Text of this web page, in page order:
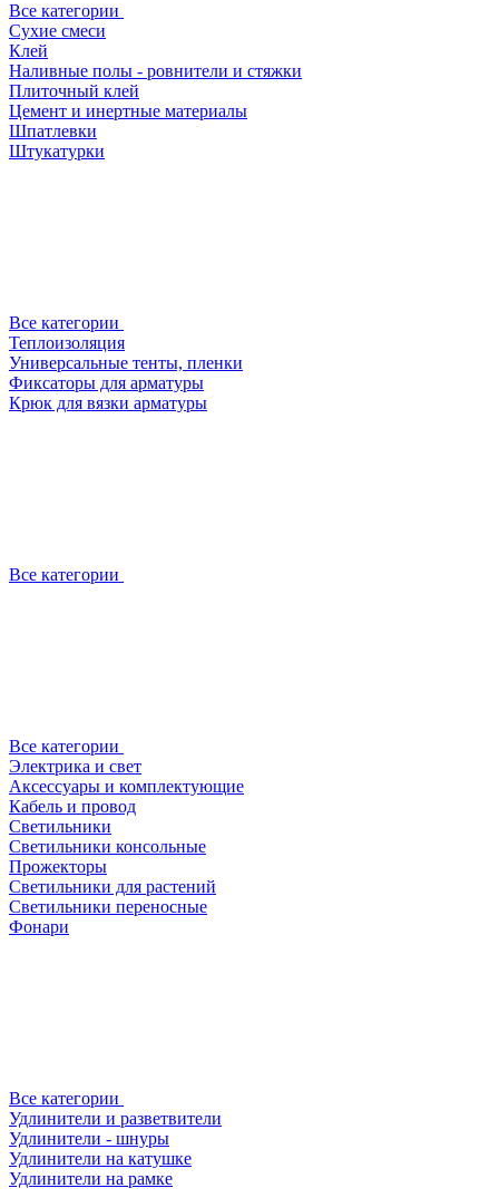
Все категории
Сухие смеси
Клей
Наливные полы - ровнители и стяжки
Плиточный клей
Цемент и инертные материалы
Шпатлевки
Штукатурки
Все категории
Теплоизоляция
Универсальные тенты, пленки
Фиксаторы для арматуры
Крюк для вязки арматуры
Все категории
Все категории
Электрика и свет
Аксессуары и комплектующие
Кабель и провод
Светильники
Светильники консольные
Прожекторы
Светильники для растений
Светильники переносные
Фонари
Все категории
Удлинители и разветвители
Удлинители - шнуры
Удлинители на катушке
Удлинители на рамке